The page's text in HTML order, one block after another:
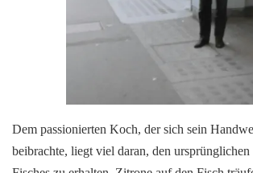
Dem passionierten Koch, der sich sein
beibrachte, liegt viel daran, den ursprünglichen